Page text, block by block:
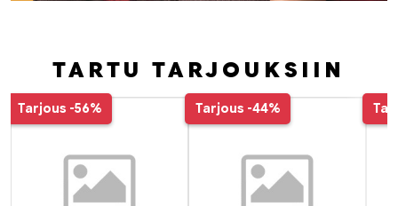
TARTU TARJOUKSIIN
Tuoteluettelon alku
Tarjous -56% Tarjous -44%